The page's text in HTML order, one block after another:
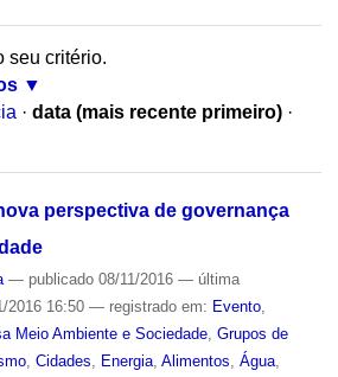
seu critério.
· data (mais recente primeiro) ·
perspectiva de governança
— publicado08/11/2016 — última
2016 16:50 — registrado em: Evento,
Meio Ambiente e Sociedade, Grupos de
, Cidades Energia, Alimentos Água,